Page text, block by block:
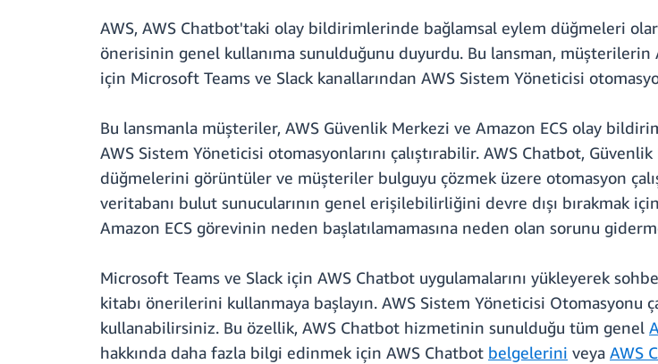
AWS, AWS Chatbot'taki olay bildirimlerinde bağlamsal eylem düğmeleri
önerisinin genel kullanıma sunulduğunu duyurdu. Bu lansman,
için Microsoft Teams ve Slack kanallarından AWS Sistem Yöneticisi
Bu lansmanla müşteriler, AWS Güvenlik Merkezi ve Amazon ECS olay
AWS Sistem Yöneticisi otomasyonlarını çalıştırabilir. AWS Chatbot,
düğmelerini görüntüler ve müşteriler bulguyu çözmek üzere otomasyon
veritabanı bulut sunucularının genel erişilebilirliğini devre dışı bırakmak
Amazon ECS görevinin neden başlatılamamasına neden olan sorunu
Microsoft Teams ve Slack için AWS Chatbot uygulamalarını yükleyerek
kitabı önerilerini kullanmaya başlayın. AWS Sistem Yöneticisi Otomasyonu
kullanabilirsiniz. Bu özellik, AWS Chatbot hizmetinin sunulduğu tüm genel
hakkında daha fazla bilgi edinmek için AWS Chatbot belgelerini veya AWS